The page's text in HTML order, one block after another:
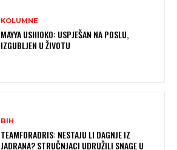
KOLUMNE
MAYYA USHIOKO: USPJEŠAN NA POSLU,
IZGUBLJEN U ŽIVOTU
BIH
TEAMFORADRIS: NESTAJU LI DAGNJE IZ
JADRANA? STRUČNJACI UDRUŽILI SNAGE U